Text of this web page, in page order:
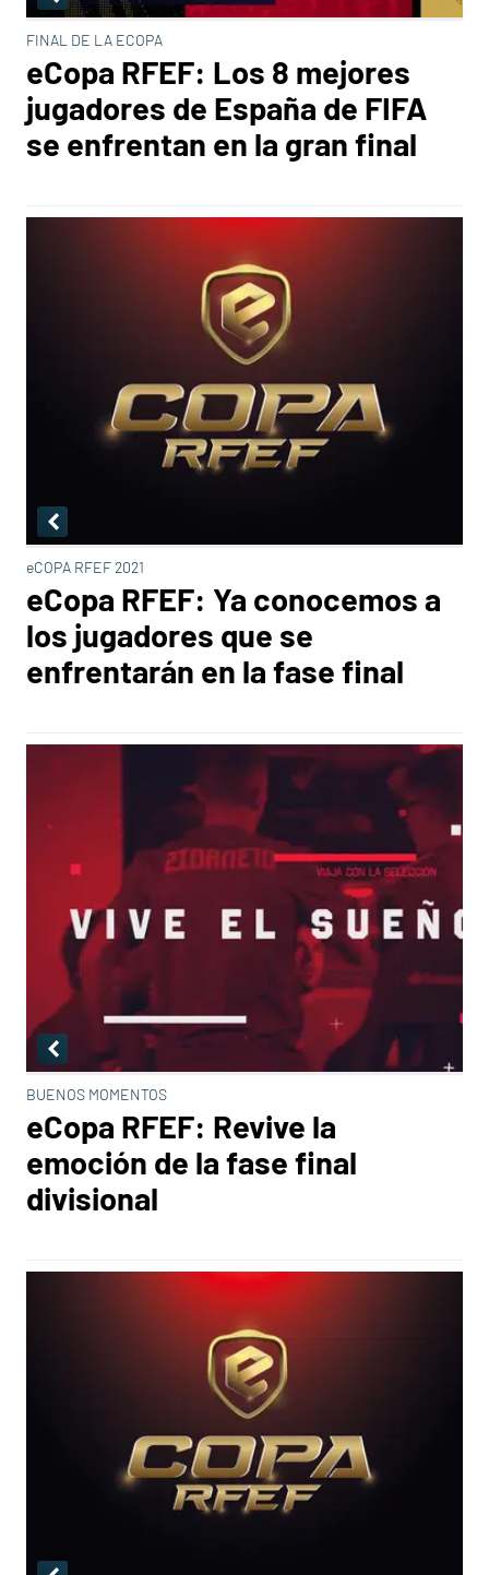
FINAL DE LA ECOPA
eCopa RFEF: Los 8 mejores
jugadores de España de FIFA
se enfrentan en la gran final
eCOPA RFEF 2021
eCopa RFEF: Ya conocemos a
los jugadores que se
enfrentarán en la fase final
BUENOS MOMENTOS
eCopa RFEF: Revive la
emoción de la fase final
divisional